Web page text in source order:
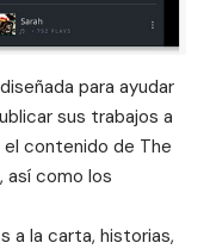
para ayudar
sus trabajos a
el contenido de The
así como los
a la carta, historias,